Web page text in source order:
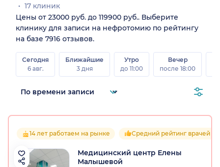
17 клиник
Цены от 23000 руб. до 119900 руб.. Выберите
клинику для записи на нефротомию по рейтингу
на базе 7916 отзывов.
Сегодня
6 авг.
Ближайшие
3 дня
Утро
до 11:00
Вечер
после 18:00
14 лет работаем на рынке Средний рейтинг врачей 4.3
Медицинский центр Елены
Малышевой